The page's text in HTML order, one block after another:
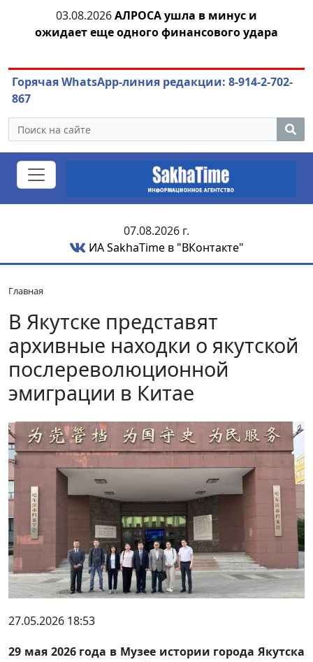
03.08.2026АЛРОСА ушла в минус и
ожидает еще одного финансового удара
Горячая WhatsApp-линия редакции: 8-914-2-702-
867
07.08.2026 г.
ИА SakhaTime в "ВКонтакте"
Главная
В Якутске представят
архивные находки о якутской
послереволюционной
эмиграции в Китае
27.05.2026 18:53
29 мая 2026 года в Музее истории города Якутска